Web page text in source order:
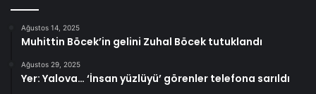
Ağustos 14, 2025
Muhittin Böcek’in gelini Zuhal Böcek tutuklandı
Ağustos 29, 2025
Yer: Yalova… ‘İnsan yüzlüyü’ görenler telefona sarıldı